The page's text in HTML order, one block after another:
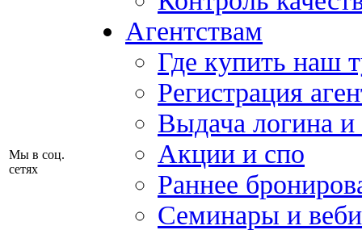
Мы в соц.
сетях
Агентствам
Где купить наш
Регистрация
Выдача логина и
Акции и спо
Раннее
Семинары и